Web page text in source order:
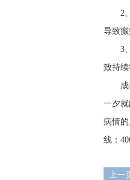
2
导致癫
3
致持
一夕
病情
线：
上一